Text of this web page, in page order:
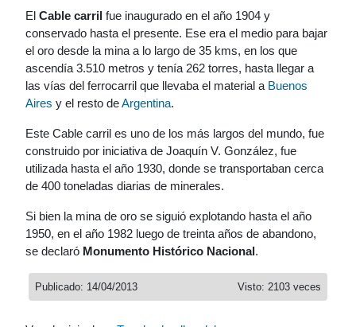
El Cable carril fue inaugurado en el año 1904 y
conservado hasta el presente. Ese era el medio para bajar
el oro desde la mina a lo largo de 35 kms, en los que
ascendía 3.510 metros y tenía 262 torres, hasta llegar a
las vías del ferrocarril que llevaba el material a Buenos
Aires y el resto deArgentina.
Este Cable carril es uno de los más largos del mundo, fue
construido por iniciativa de Joaquín V. González, fue
utilizada hasta el año 1930, donde se transportaban cerca
de 400 toneladas diarias de minerales.
Si bien la mina de oro se siguió explotando hasta el año
1950, en el año 1982 luego de treinta años de abandono,
se declaró Monumento Histórico Nacional.
Visto: 2103 veces
Publicado: 14/04/2013